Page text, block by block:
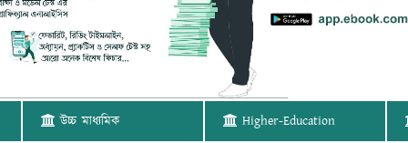
উচ্চ মাধ্যমিক Higher-Education